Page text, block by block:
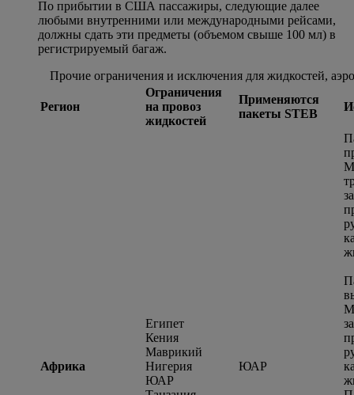
По прибытии в США пассажиры, следующие далее
любыми внутренними или международными рейсами,
должны сдать эти предметы (объемом свыше 100 мл) в
регистрируемый багаж.
Прочие ограничения и исключения для жидкостей,
Регион
Ограничения
на провоз
жидкостей
Применяются
пакеты STEB
Африка
Египет
Кения
Маврикий
Нигерия
ЮАР
ЮАР